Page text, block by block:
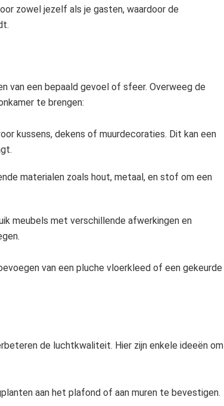
zowel jezelf als je gasten, waardoor de
van een bepaald gevoel of sfeer. Overweeg de
te brengen:
kussens, dekens of muurdecoraties. Dit kan een
materialen zoals hout, metaal, en stof om een
meubels met verschillende afwerkingen en
van een pluche vloerkleed of een gekeurde
de luchtkwaliteit. Hier zijn enkele ideeën om
aan het plafond of aan muren te bevestigen.